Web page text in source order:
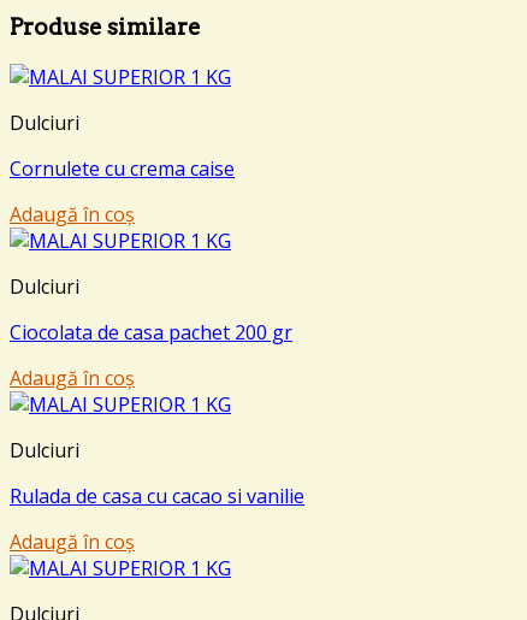
Produse similare
Dulciuri
Cornulete cu crema caise
Adaugă în coș
Dulciuri
Ciocolata de casa pachet 200 gr
Adaugă în coș
Dulciuri
Rulada de casa cu cacao si vanilie
Adaugă în coș
Dulciuri